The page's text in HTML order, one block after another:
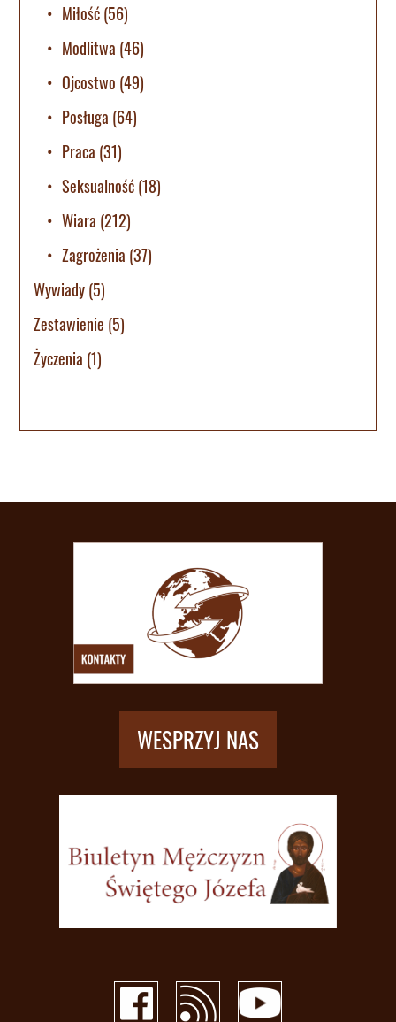
Miłość(56)
Modlitwa (46)
Ojcostwo (49)
Posługa (64)
Praca (31)
Seksualność(18)
Wiara (212)
Zagrożenia (37)
Wywiady(5)
Zestawienie (5)
Życzenia (1)
WESPRZYJ NAS